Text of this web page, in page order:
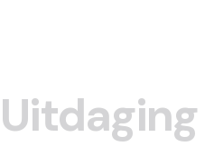
Uitdaging